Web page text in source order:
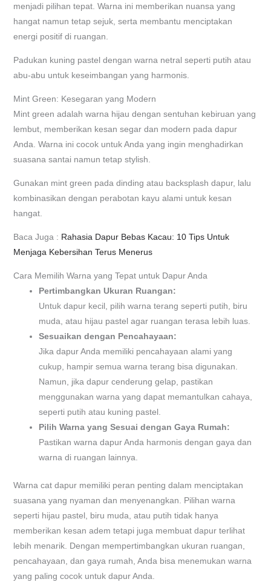
menjadi pilihan tepat. Warna ini memberikan nuansa yang
hangat namun tetap sejuk, serta membantu menciptakan
energi positif di ruangan.
Padukan kuning pastel dengan warna netral seperti putih atau
abu-abu untuk keseimbangan yang harmonis.
Mint Green: Kesegaran yang Modern
Mint green adalah warna hijau dengan sentuhan kebiruan yang
lembut, memberikan kesan segar dan modern pada dapur
Anda. Warna ini cocok untuk Anda yang ingin menghadirkan
suasana santai namun tetap stylish.
Gunakan mint green pada dinding atau backsplash dapur, lalu
kombinasikan dengan perabotan kayu alami untuk kesan
hangat.
Baca Juga : Rahasia Dapur Bebas Kacau: 10 Tips Untuk
Menjaga Kebersihan Terus Menerus
Cara Memilih Warna yang Tepat untuk Dapur Anda
Pertimbangkan Ukuran Ruangan:
Untuk dapur kecil, pilih warna terang seperti putih, biru
muda, atau hijau pastel agar ruangan terasa lebih luas.
Sesuaikan dengan Pencahayaan:
Jika dapur Anda memiliki pencahayaan alami yang
cukup, hampir semua warna terang bisa digunakan.
Namun, jika dapur cenderung gelap, pastikan
menggunakan warna yang dapat memantulkan cahaya,
seperti putih atau kuning pastel.
Pilih Warna yang Sesuai dengan Gaya Rumah:
Pastikan warna dapur Anda harmonis dengan gaya dan
warna di ruangan lainnya.
Warna cat dapur memiliki peran penting dalam menciptakan
suasana yang nyaman dan menyenangkan. Pilihan warna
seperti hijau pastel, biru muda, atau putih tidak hanya
memberikan kesan adem tetapi juga membuat dapur terlihat
lebih menarik. Dengan mempertimbangkan ukuran ruangan,
pencahayaan, dan gaya rumah, Anda bisa menemukan warna
yang paling cocok untuk dapur Anda.